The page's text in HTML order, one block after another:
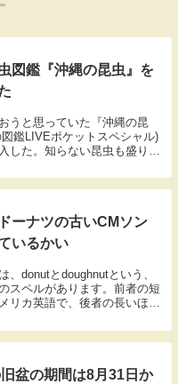
図鑑『沖縄の昆虫』を
うと思っていた『沖縄の昆
鑑LIVEポケットスペシャル)
した。知らない昆虫も盛りだ
めて分かったりして、楽しく
ろな昆虫図鑑『沖縄の昆虫』
ーナツの古いCMソン
いるかい
、donutとdoughnutという、
スペルがあります。前者の短
リカ英語で、後者の長いほう
、doughnutsです。ま
「Keep y...
盆の期間は8月31日か